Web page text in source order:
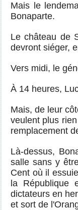
Mais le
Bonaparte.
Le château de
devront siéger,
Vers midi, le
À 14 heures,
Mais, de leur
veulent plus
remplacement
Là-dessus,
salle sans y
Cent où il
la
dictateurs en
et sort de